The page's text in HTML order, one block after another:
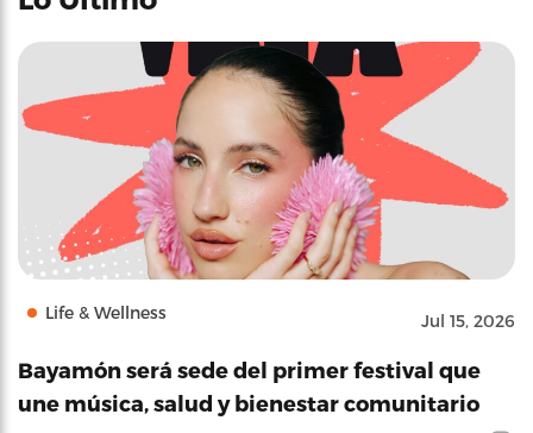
Life & Wellness Jul 15, 2026
Bayamón será sede del primer festival que
une música, salud y bienestar comunitario